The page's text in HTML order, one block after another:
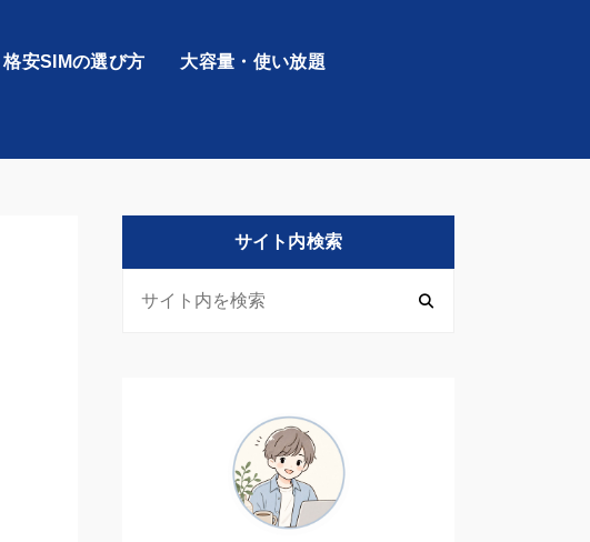
格安SIMの選び方
大容量・使い放題
サイト内検索